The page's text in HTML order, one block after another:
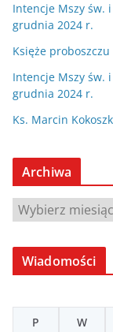
Intencje Mszy św.
grudnia 2024 r.
Księże
Intencje Mszy św.
grudnia 2024 r.
Ks. Marcin
Archiwa
A
c
w
Wiadomości
P
W